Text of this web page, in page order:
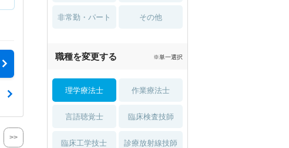
>>
積極採用中 WEB面接OK
非常勤・パート その他
職種を変更する ※単一選択
理学療法士 作業療法士
言語聴覚士 臨床検査技師
臨床工学技士 診療放射線技師